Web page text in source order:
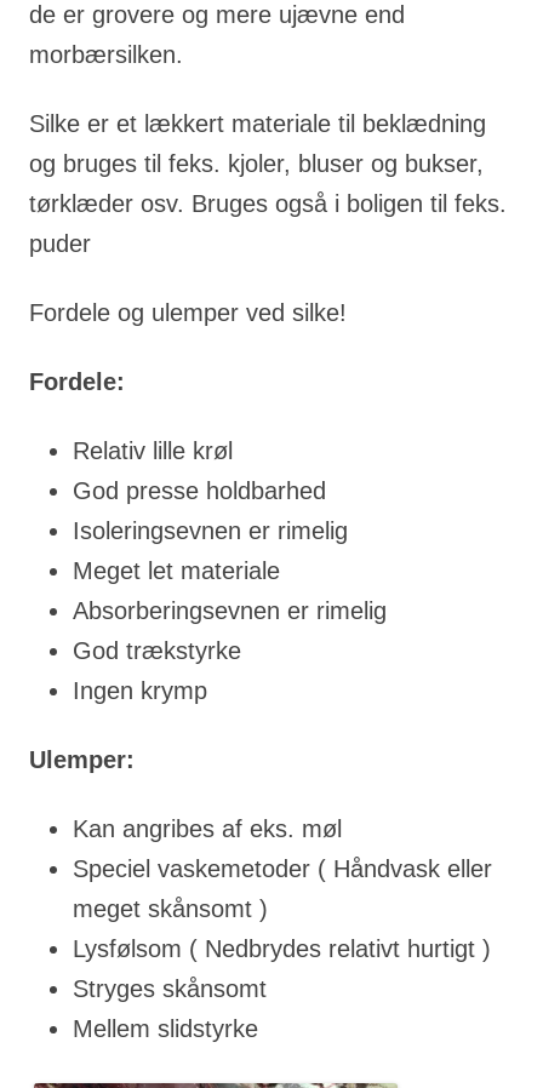
de er grovere og mere ujævne end
morbærsilken.
Silke er et lækkert materiale til beklædning
og bruges til feks. kjoler, bluser og bukser,
tørklæder osv. Bruges også i boligen til feks.
puder
Fordele og ulemper ved silke!
Fordele:
Relativ lille krøl
God presse holdbarhed
Isoleringsevnen er rimelig
Meget let materiale
Absorberingsevnen er rimelig
God trækstyrke
Ingen krymp
Ulemper:
Kan angribes af eks. møl
Speciel vaskemetoder ( Håndvask eller
meget skånsomt )
Lysfølsom ( Nedbrydes relativt hurtigt )
Stryges skånsomt
Mellem slidstyrke